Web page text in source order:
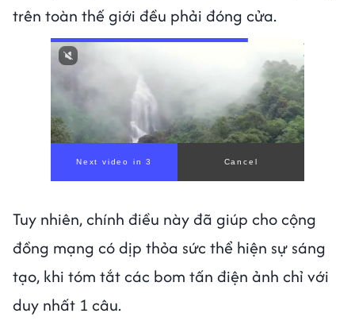
trên toàn thế giới đều phải đóng cửa.
00:00/ 00:59
Tuy nhiên, chính điều này đã giúp cho cộng
đồng mạng có dịp thỏa sức thể hiện sự sáng
tạo, khi tóm tắt các bom tấn điện ảnh chỉ với
duy nhất 1 câu.